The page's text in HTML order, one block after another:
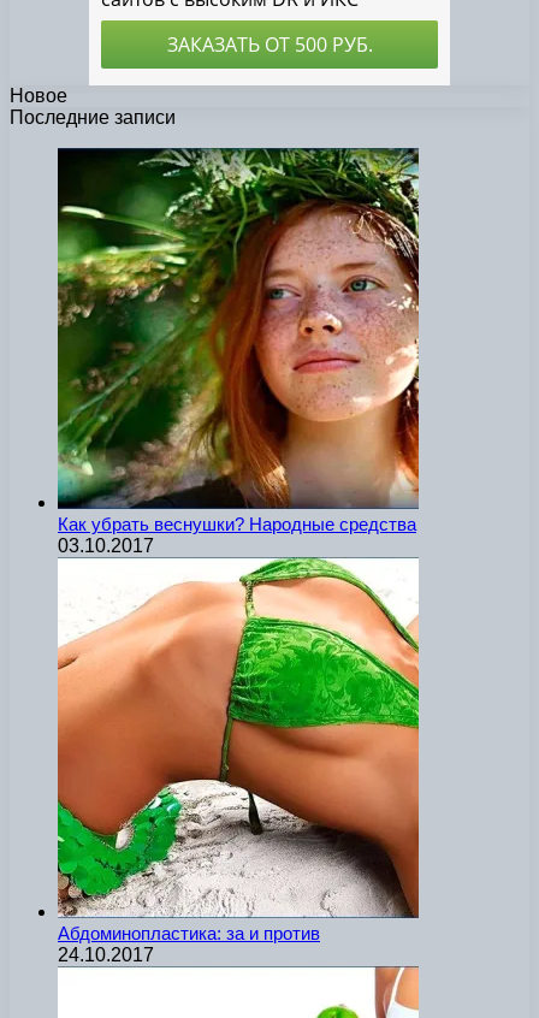
Новое
Последние записи
Как убрать веснушки? Народные средства
03.10.2017
Абдоминопластика: за и против
24.10.2017